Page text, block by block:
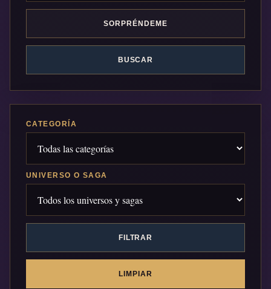
SORPRÉNDEME
BUSCAR
CATEGORÍA
UNIVERSO O SAGA
FILTRAR
LIMPIAR